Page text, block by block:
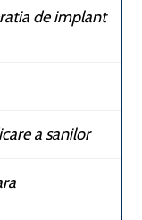
de implant
a sanilor